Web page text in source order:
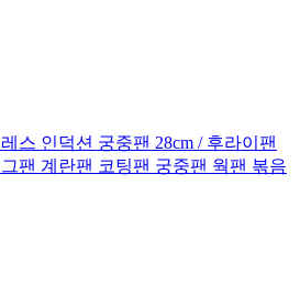
스 인덕션 궁중팬 28cm / 후라이팬
팬 계란팬 코팅팬 궁중팬 웍팬 볶음